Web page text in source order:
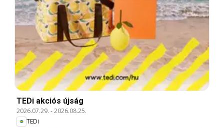
TEDi akciós újság
2026.07.29. -2026.08.25.
TEDi